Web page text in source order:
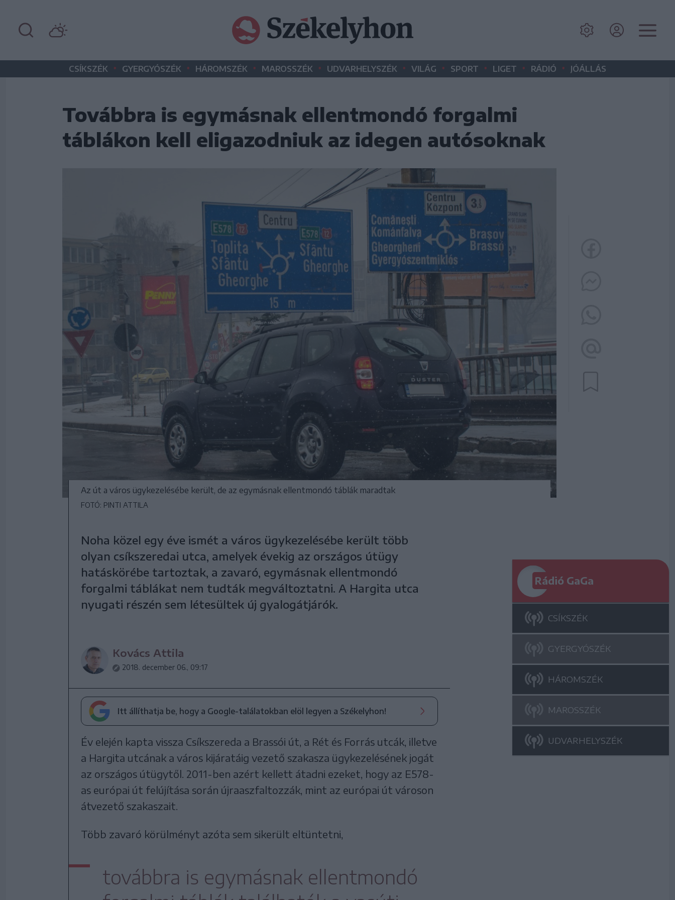
CSÍKSZÉK • GYERGYÓSZÉK • HÁROMSZÉK • MAROSSZÉK • UDVARHELYSZÉK • VILÁG • SPORT • LIGET • RÁDIÓ • JÓÁLLÁS
Továbbra is egymásnak ellentmondó forgalmi
táblákon kell eligazodniuk az idegen autósoknak
Az út a város ügykezelésébe került, de az egymásnak ellentmondó táblák maradtak
FOTÓ: PINTI ATTILA
Noha közel egy éve ismét a város ügykezelésébe került több
olyan csíkszeredai utca, amelyek évekig az országos útügy
hatáskörébe tartoztak, a zavaró, egymásnak ellentmondó
forgalmi táblákat nem tudták megváltoztatni. A Hargita utca
nyugati részén sem létesültek új gyalogátjárók.
Kovács Attila
2018. december 06., 09:17
Itt állíthatja be, hogy a Google-találatokban elöl legyen a Székelyhon!
Év elején kapta vissza Csíkszereda a Brassói út, a Rét és Forrás utcák, illetve
a Hargita utcának a város kijáratáig vezető szakasza ügykezelésének jogát
az országos útügytől. 2011-ben azért kellett átadni ezeket, hogy az E578-
as európai út felújítása során újraaszfaltozzák, mint az európai út városon
átvezető szakaszait.
Több zavaró körülményt azóta sem sikerült eltüntetni,
továbbra is egymásnak ellentmondó
Rádió GaGa
CSÍKSZÉK
GYERGYÓSZÉK
HÁROMSZÉK
MAROSSZÉK
UDVARHELYSZÉK